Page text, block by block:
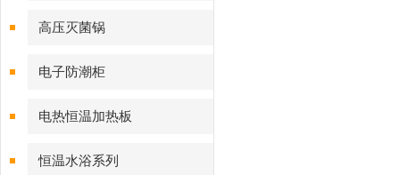
高压灭菌锅
电子防潮柜
电热恒温加热板
恒温水浴系列